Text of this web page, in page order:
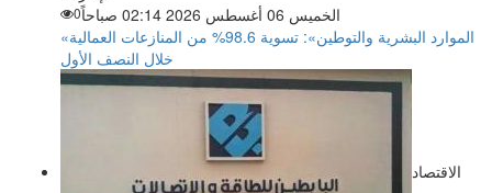
الخميس 06 أغسطس 2026 02:14 صباحاً
0
«الموارد البشرية والتوطين»: تسوية 98.6% من المنازعات العمالية
خلال النصف الأول
الاقتصاد